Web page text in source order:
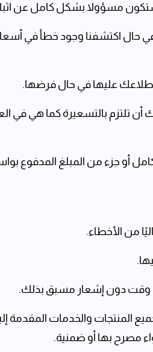
وستكون مسؤولا بشكل كامل عن
حال اكتشفنا وجود ‏خطأ في
عليها في حال فرضها.
تلتزم بالتسعيرة كما هي في
جزء من المبلغ المدفوع
من الأخطاء.
وقت دون إشعار مسبق بذلك.
المنتجات والخدمات المقدمة
مصرح بها أو ضمنية.